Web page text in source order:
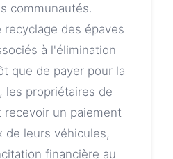
communautés.
des épaves
à l'élimination
que de payer pour la
les propriétaires de
recevoir un paiement
de leurs véhicules,
financière au